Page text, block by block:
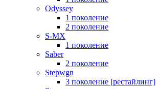
Odyssey
1 поколение
2 поколение
S-MX
1 поколение
Saber
2 поколение
Stepwgn
3 поколение [рестайлинг]